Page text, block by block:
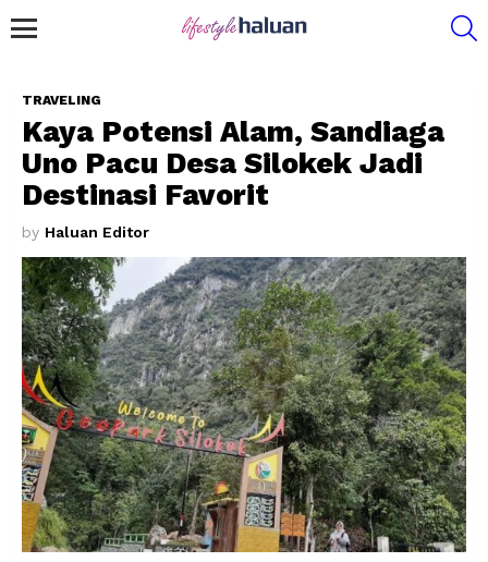
TRAVELING
Kaya Potensi Alam, Sandiaga
Uno Pacu Desa Silokek Jadi
Destinasi Favorit
by Haluan Editor